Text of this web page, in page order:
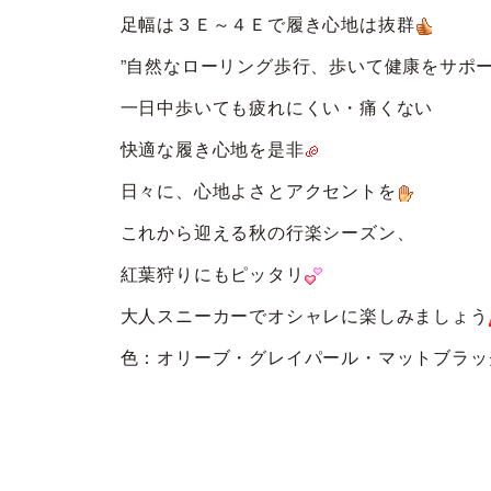
足幅は３Ｅ～４Ｅで履き心地は抜群
”自然なローリング歩行、歩いて健康をサポ
一日中歩いても疲れにくい・痛くない
快適な履き心地を是非
日々に、心地よさとアクセントを
これから迎える秋の行楽シーズン、
紅葉狩りにもピッタリ
大人スニーカーでオシャレに楽しみましょう
色：オリーブ・グレイパール・マットブラ